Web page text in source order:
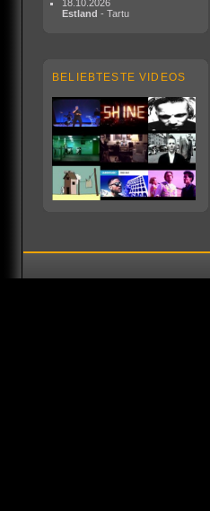
18.10.2026
Estland - Tartu
BELIEBTESTE VIDEOS